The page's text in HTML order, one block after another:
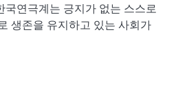
국연극계는 긍지가 없는 스스로
생존을 유지하고 있는 사회가